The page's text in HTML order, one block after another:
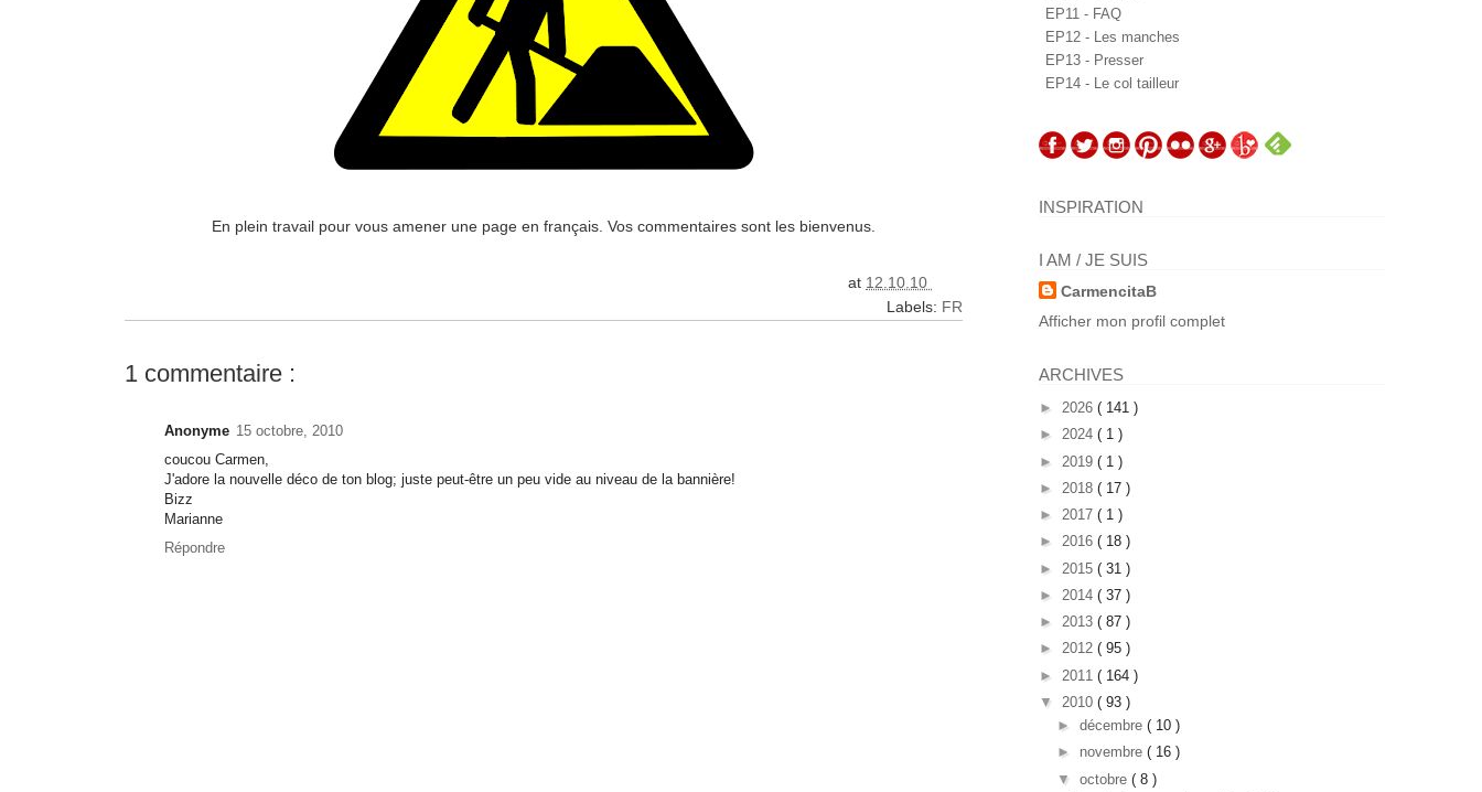
En plein travail pour vous amener une page en français. Vos commentaires sont les bienvenus.
at 12.10.10
Labels: FR
1 commentaire :
Anonyme 15 octobre, 2010
coucou Carmen,
J'adore la nouvelle déco de ton blog; juste peut-être un peu vide au niveau de la bannière!
Bizz
Marianne
Répondre
EP11 - FAQ
EP12 - Les manches
EP13 - Presser
EP14 - Le col tailleur
INSPIRATION
I AM / JE SUIS
CarmencitaB
Afficher mon profil complet
ARCHIVES
► 2026 ( 141 )
► 2024 ( 1 )
► 2019 ( 1 )
► 2018 ( 17 )
► 2017 ( 1 )
► 2016 ( 18 )
► 2015 ( 31 )
► 2014 ( 37 )
► 2013 ( 87 )
► 2012 ( 95 )
► 2011 ( 164 )
▼ 2010 ( 93 )
► décembre ( 10 )
► novembre ( 16 )
▼ octobre ( 8 )